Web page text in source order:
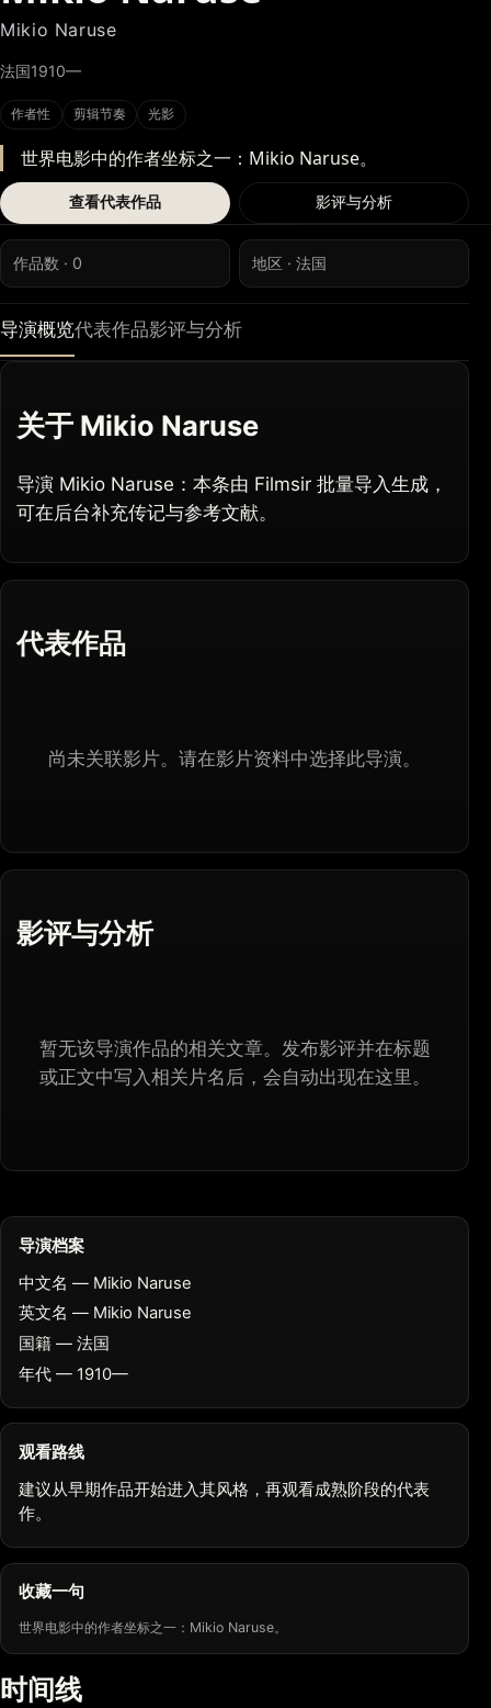
Mikio Naruse
法国1910—
作者性 剪辑节奏 光影
世界电影中的作者坐标之一：Mikio Naruse。
查看代表作品 影评与分析
作品数 · 0 地区 · 法国
导演概览代表作品影评与分析
关于 Mikio Naruse
导演 Mikio Naruse：本条由 Filmsir 批量导入生成，
可在后台补充传记与参考文献。
代表作品
尚未关联影片。请在影片资料中选择此导演。
影评与分析
暂无该导演作品的相关文章。发布影评并在标题
或正文中写入相关片名后，会自动出现在这里。
导演档案
中文名 — Mikio Naruse
英文名 — Mikio Naruse
国籍 — 法国
年代 — 1910—
观看路线
建议从早期作品开始进入其风格，再观看成熟阶段的代表
作。
收藏一句
世界电影中的作者坐标之一：Mikio Naruse。
时间线